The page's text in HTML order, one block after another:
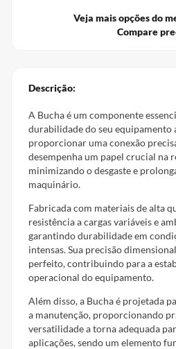
Veja mais opções do
Compare
Descrição:
A Bucha é um componente
durabilidade do seu equipamento
proporcionar uma conexão
desempenha um papel crucial na
minimizando o desgaste e
maquinário.
Fabricada com materiais de alta
resistência a cargas variáveis e
garantindo durabilidade em
intensas. Sua precisão
perfeito, contribuindo para a
operacional do equipamento.
Além disso, a Bucha é projetada
a manutenção, proporcionando
versatilidade a torna adequada
aplicações, sendo um elemento